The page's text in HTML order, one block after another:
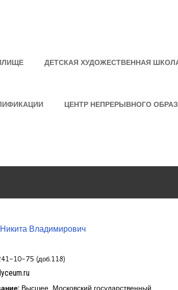
ДЕТСКАЯ ХУДОЖЕСТВЕННАЯ
ЦЕНТР НЕПРЕРЫВНОГО
Владимирович
10-75 (доб.118)
Высшее, Московский государственный